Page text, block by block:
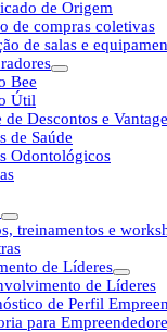
de Origem
de compras coletivas
de salas e
Bee
Útil
de Descontos e
de Saúde
Odontológicos
treinamentos e
de Líderes
de Líderes
de Perfil
para